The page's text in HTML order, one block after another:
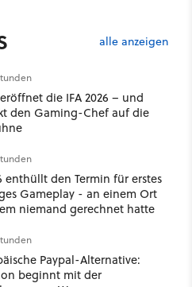
alle anzeigen
die IFA 2026 – und
den Gaming-Chef auf die
enthüllt den Termin für erstes
Gameplay - an einem Ort
niemand gerechnet hatte
Paypal-Alternative:
beginnt mit der